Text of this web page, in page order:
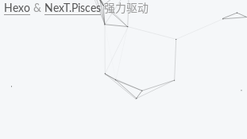
Hexo & NexT.Pisces强力驱动